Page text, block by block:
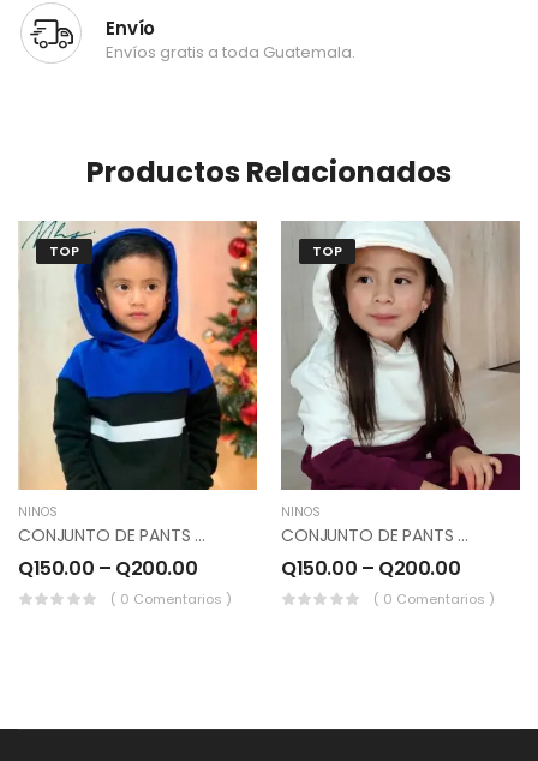
Envío
Envíos gratis a toda Guatemala.
Productos Relacionados
TOP
NIÑOS
CONJUNTO DE PANTS Y SUDADERO COLOR AZUL, BLANCO, NEGRO.
Q150.00 – Q200.00
( 0 Comentarios )
TOP
NIÑOS
CONJUNTO DE PANTS Y SUDADERO COLOR UVA, MARFIL.
Q150.00 – Q200.00
( 0 Comentarios )